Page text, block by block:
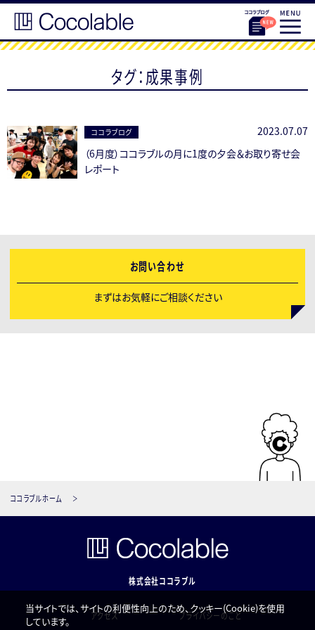
タグ：成果事例
ココラブログ
2023.07.07
（6月度）ココラブルの月に1度の夕会＆お取り寄せ会
レポート
お問い合わせ
まずはお気軽にご相談ください
ココラブルホーム
株式会社ココラブル
アクセス プライバシーのこと
当サイトでは、サイトの利便性向上のため、クッキー(Cookie)を使用
しています。